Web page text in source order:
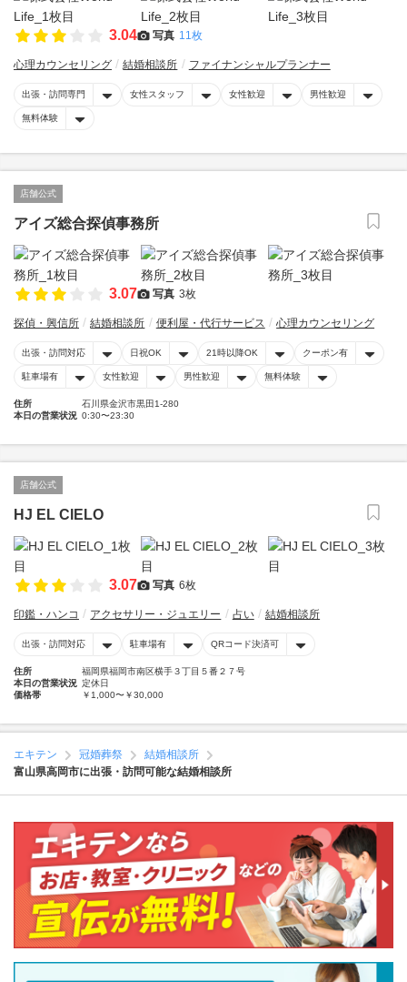
3.04 写真 11枚
心理カウンセリング 結婚相談所 ファイナンシャルプランナー
出張・訪問専門 女性スタッフ 女性歓迎 男性歓迎
無料体験
店舗公式
アイズ総合探偵事務所
3.07 写真 3枚
探偵・興信所 結婚相談所 便利屋・代行サービス 心理カウンセリング
出張・訪問対応 日祝OK 21時以降OK クーポン有
駐車場有 女性歓迎 男性歓迎 無料体験
住所
石川県金沢市黒田1-280
本日の営業状況 0:30〜23:30
店舗公式
HJ EL CIELO
3.07 写真 6枚
印鑑・ハンコ アクセサリー・ジュエリー 占い 結婚相談所
出張・訪問対応 駐車場有 QRコード決済可
住所
福岡県福岡市南区横手３丁目５番２７号
本日の営業状況 定休日
価格帯
￥1,000〜￥30,000
エキテン 冠婚葬祭
結婚相談所
富山県高岡市に出張・訪問可能な結婚相談所